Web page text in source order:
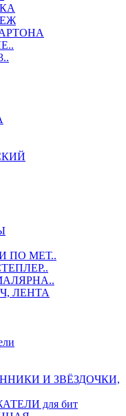
ПО МЕТ..
ЛЕНТА
И ЗВЁЗДОЧКИ,
для бит